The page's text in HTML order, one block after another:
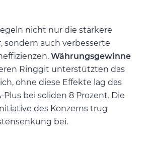
nicht nur die stärkere
sondern auch verbesserte
Währungsgewinne
Ringgit unterstützten das
ohne diese Effekte lag das
Plus bei soliden 8 Prozent. Die
des Konzerns trug
bei.